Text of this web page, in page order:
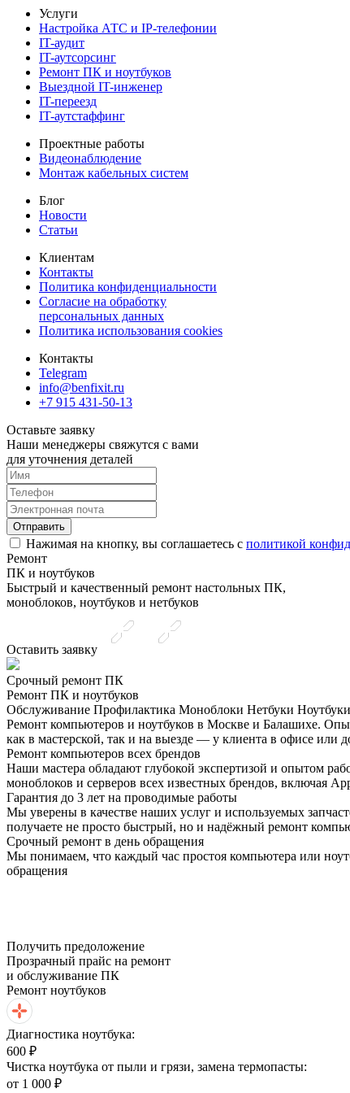
Услуги
Настройка АТС и IP-телефонии
IT-аудит
IT-аутсорсинг
Ремонт ПК и ноутбуков
Выездной IT-инженер
IT-переезд
IT-аутстаффинг
Проектные работы
Видеонаблюдение
Монтаж кабельных систем
Блог
Новости
Статьи
Клиентам
Контакты
Политика конфиденциальности
Согласие на обработку
персональных данных
Политика использования cookies
Контакты
Telegram
info@benfixit.ru
+7 915 431-50-13
Оставьте заявку
Наши менеджеры свяжутся с вами
для уточнения деталей
Отправить
Нажимая на кнопку, вы соглашаетесь с политикой
Ремонт
ПК и ноутбуков
Быстрый и качественный ремонт настольных ПК,
моноблоков, ноутбуков и нетбуков
Оставить заявку
Срочный ремонт ПК
Ремонт ПК и ноутбуков
Обслуживание Профилактика Моноблоки Нетбуки Ноутбуки
Ремонт компьютеров и ноутбуков в Москве и Балашихе.
как в мастерской, так и на выезде — у клиента в офисе или
Ремонт компьютеров всех брендов
Наши мастера обладают глубокой экспертизой и опытом
моноблоков и серверов всех известных брендов, включая
Гарантия до 3 лет на проводимые работы
Мы уверены в качестве наших услуг и используемых
получаете не просто быстрый, но и надёжный ремонт
Срочный ремонт в день обращения
Мы понимаем, что каждый час простоя компьютера или
обращения
Получить предоложение
Прозрачный прайс на ремонт
и обслуживание ПК
Ремонт ноутбуков
Диагностика ноутбука:
600 ₽
Чистка ноутбука от пыли и грязи, замена термопасты:
от 1 000 ₽